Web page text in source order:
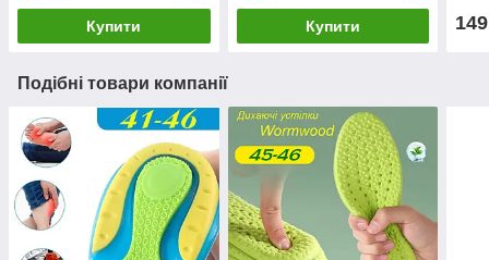
Купити Купити 149
Подібні товари компанії